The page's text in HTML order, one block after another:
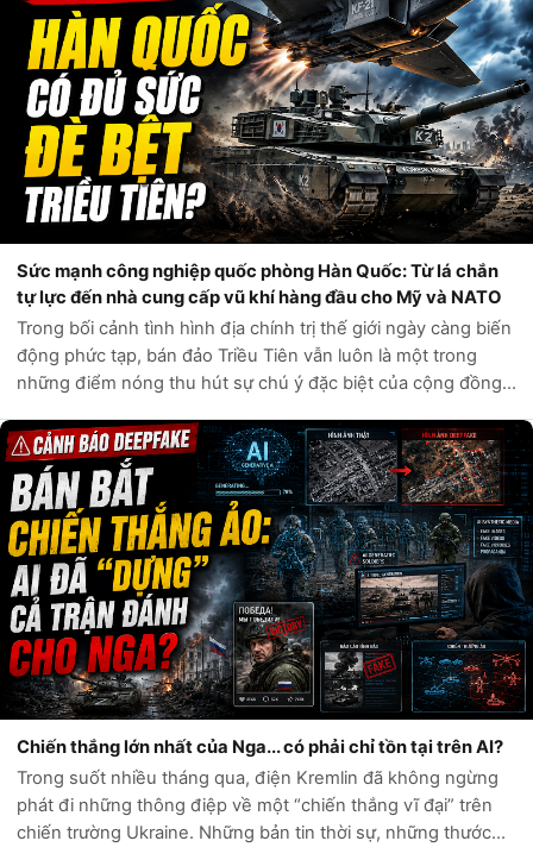
Sức mạnh công nghiệp quốc phòng Hàn Quốc: Từ lá chắn
tự lực đến nhà cung cấp vũ khí hàng đầu cho Mỹ và NATO
Trong bối cảnh tình hình địa chính trị thế giới ngày càng biến
động phức tạp, bán đảo Triều Tiên vẫn luôn là một trong
những điểm nóng thu hút sự chú ý đặc biệt của cộng đồng
các mối đe dọa t...
Chiến thắng lớn nhất của Nga... có phải chỉ tồn tại trên AI?
Trong suốt nhiều tháng qua, điện Kremlin đã không ngừng
phát đi những thông điệp về một “chiến thắng vĩ đại” trên
chiến trường Ukraine. Những bản tin thời sự, những thước